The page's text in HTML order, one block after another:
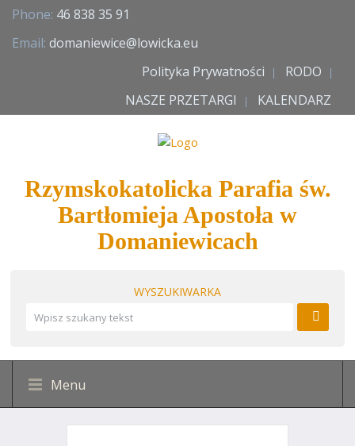
Phone: 46 838 35 91
Email: domaniewice@lowicka.eu
Polityka Prywatności
RODO
NASZE PRZETARGI
KALENDARZ
Rzymskokatolicka Parafia św.
Bartłomieja Apostoła w
Domaniewicach
WYSZUKIWARKA
Menu